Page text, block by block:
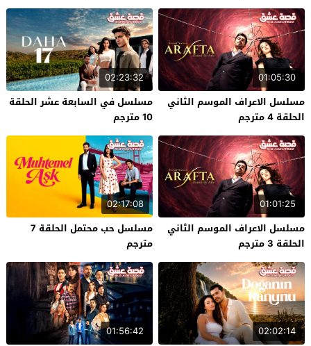
01:05:30
مسلسل الاعراف الموسم الثاني
الحلقة 4 مترجم
02:23:32
مسلسل في السابعة عشر الحلقة
10 مترجم
01:01:25
مسلسل الاعراف الموسم الثاني
الحلقة 3 مترجم
02:17:08
مسلسل حب محتمل الحلقة 7
مترجم
02:02:14
01:56:42